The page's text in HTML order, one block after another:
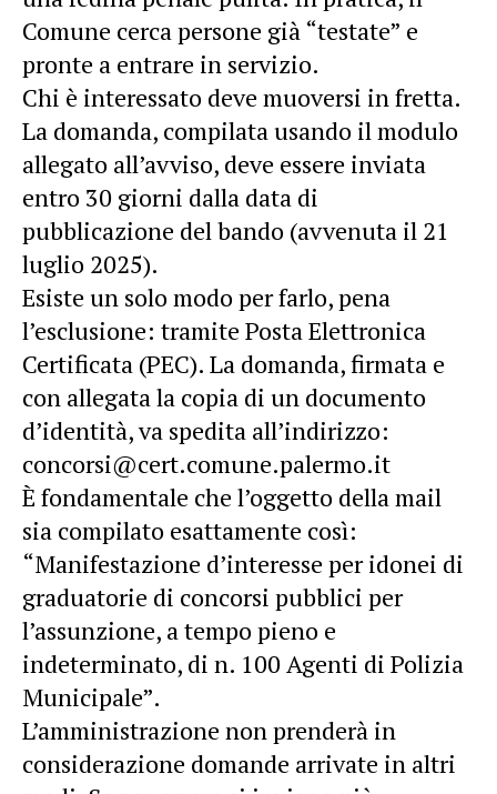
Comune cerca persone già “testate” e
pronte a entrare in servizio.
Chi è interessato deve muoversi in fretta.
La domanda, compilata usando il modulo
allegato all’avviso, deve essere inviata
entro 30 giorni dalla data di
pubblicazione del bando (avvenuta il 21
luglio 2025).
Esiste un solo modo per farlo, pena
l’esclusione: tramite Posta Elettronica
Certificata (PEC). La domanda, firmata e
con allegata la copia di un documento
d’identità, va spedita all’indirizzo:
concorsi@cert.comune.palermo.it
È fondamentale che l’oggetto della mail
sia compilato esattamente così:
“Manifestazione d’interesse per idonei di
graduatorie di concorsi pubblici per
l’assunzione, a tempo pieno e
indeterminato, di n. 100 Agenti di Polizia
Municipale”.
L’amministrazione non prenderà in
considerazione domande arrivate in altri